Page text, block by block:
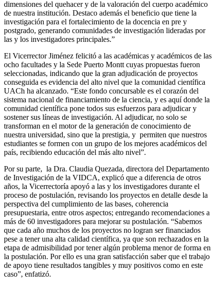
dimensiones del quehacer y de la valoración del cuerpo académico
de nuestra institución. Destaco además el beneficio que tiene la
investigación para el fortalecimiento de la docencia en pre y
postgrado, generando comunidades de investigación lideradas por
las y los investigadores principales.”
El Vicerrector Jiménez felicitó a las académicas y académicos de las
ocho facultades y la Sede Puerto Montt cuyas propuestas fueron
seleccionadas, indicando que la gran adjudicación de proyectos
conseguida es evidencia del alto nivel que la comunidad científica
UACh ha alcanzado. “Este fondo concursable es el corazón del
sistema nacional de financiamiento de la ciencia, y es aquí donde la
comunidad científica pone todos sus esfuerzos para adjudicar y
sostener sus líneas de investigación. Al adjudicar, no solo se
transforman en el motor de la generación de conocimiento de
nuestra universidad, sino que la prestigia, y permiten que nuestros
estudiantes se formen con un grupo de los mejores académicos del
país, recibiendo educación del más alto nivel”.
Por su parte, la Dra. Claudia Quezada, directora del Departamento
de Investigación de la VIDCA, explicó que a diferencia de otros
años, la Vicerrectoría apoyó a las y los investigadores durante el
proceso de postulación, revisando los proyectos en detalle desde la
perspectiva del cumplimiento de las bases, coherencia
presupuestaria, entre otros aspectos; entregando recomendaciones a
más de 60 investigadores para mejorar su postulación. “Sabemos
que cada año muchos de los proyectos no logran ser financiados
pese a tener una alta calidad científica, ya que son rechazados en la
etapa de admisibilidad por tener algún problema menor de forma en
la postulación. Por ello es una gran satisfacción saber que el trabajo
de apoyo tiene resultados tangibles y muy positivos como en este
caso”, enfatizó.